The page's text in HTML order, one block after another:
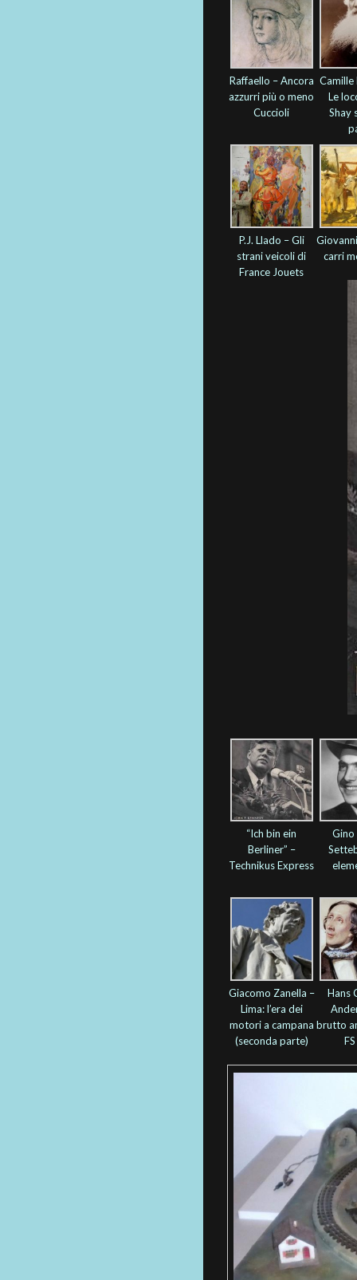
Raffaello – Ancora
azzurri più o meno
Cuccioli
Camille
Le
Shay
P.J. Llado – Gli
strani veicoli di
France Jouets
carri
“Ich bin ein
Berliner” –
Technikus Express
Gino
Giacomo Zanella –
Lima: l’era dei
motori a campana
(seconda parte)
Hans
brutto